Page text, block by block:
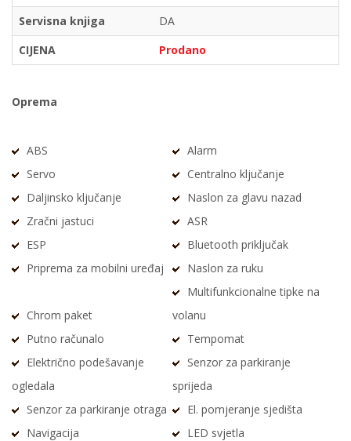
Servisna knjiga
DA
CIJENA
Prodano
Oprema
ABS
Alarm
Servo
Centralno ključanje
Daljinsko ključanje
Naslon za glavu nazad
Zračni jastuci
ASR
ESP
Bluetooth priključak
Priprema za mobilni uređaj
Naslon za ruku
Chrom paket
Multifunkcionalne tipke na
volanu
Putno računalo
Tempomat
Električno podešavanje
ogledala
Senzor za parkiranje
sprijeda
Senzor za parkiranje otraga
El. pomjeranje sjedišta
Navigacija
LED svjetla